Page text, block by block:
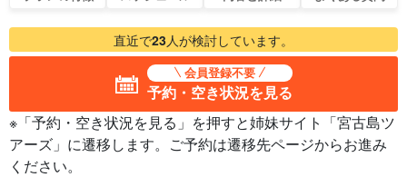
直近で23人が検討しています。
会員登録不要
予約・空き状況を見る
※「予約・空き状況を見る」を押すと姉妹サイト「宮古島ツ
アーズ」に遷移します。ご予約は遷移先ページからお進み
ください。